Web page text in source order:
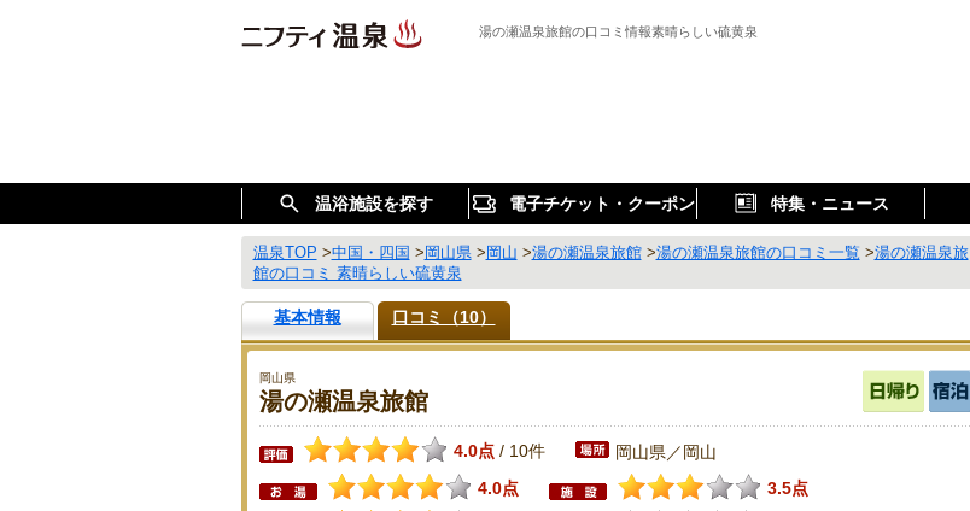
湯の瀬温泉旅館の口コミ情報素晴らしい硫黄泉
温浴施設を探す 電子チケット・クーポン 特集・ニュース
温泉TOP >中国・四国 > 岡山県> 岡山 >湯の瀬温泉旅館>湯の瀬温泉旅館の口コミ一覧 >湯の瀬温泉旅
館の口コミ 素晴らしい硫黄泉
基本情報 口コミ（10）
岡山県
湯の瀬温泉旅館
4.0点 / 10件 岡山県／岡山
4.0点
3.5点